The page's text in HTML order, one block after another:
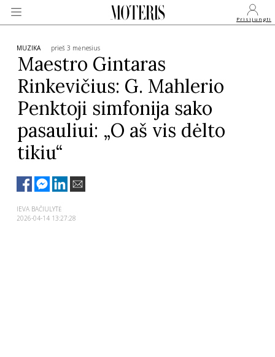
Prisijungti
VEIDAI
MONARCHIJA
MADA
GROŽIS
MUZIKA prieš 3 mėnesius
Maestro Gintaras
Rinkevičius: G. Mahlerio
Penktoji simfonija sako
pasauliui: „O aš vis dėlto
tikiu“
IEVA BAČIULYTĖ
2026-04-14 13:27:28